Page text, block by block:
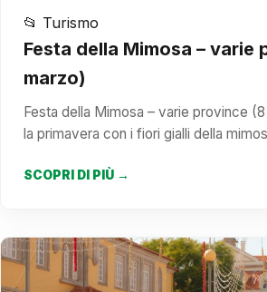
📂 Turismo
Festa della Mimosa – varie
marzo)
Festa della Mimosa – varie province
la primavera con i fiori gialli della
SCOPRI DI PIÙ →